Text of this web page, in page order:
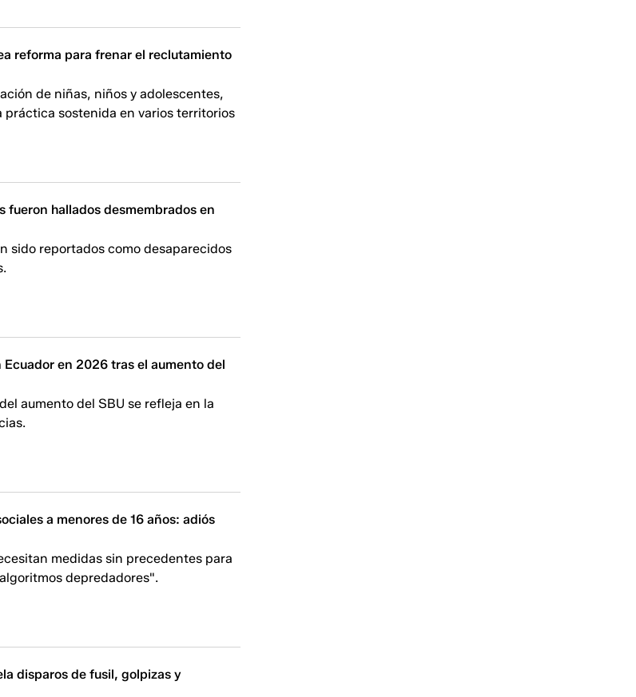
reforma para frenar el reclutamiento
de niñas, niños y adolescentes,
práctica sostenida en varios territorios
fueron hallados desmembrados en
sido reportados como desaparecidos
en 2026 tras el aumento del
aumento del SBU se refleja en la
a menores de 16 años: adiós
medidas sin precedentes para
depredadores".
disparos de fusil, golpizas y